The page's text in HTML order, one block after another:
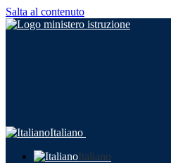
Salta al contenuto
Italiano
Italiano